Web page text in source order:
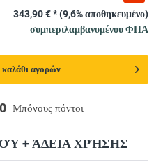
Μπόνους πόντοι
+ ΆΔΕΙΑ ΧΡΉΣΗΣ
343,90 € *(9,6% αποθηκευμένο)
συμπεριλαμβανομένου ΦΠΑ
αγορών